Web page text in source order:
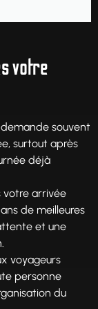
votre
souvent
surtout après
déjà
votre arrivée
de meilleures
et une
voyageurs
personne
du